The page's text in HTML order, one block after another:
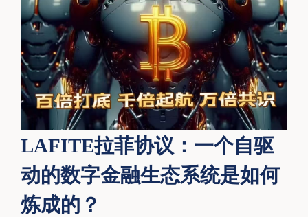
LAFITE拉菲协议：一个自驱
动的数字金融生态系统是如何
炼成的？